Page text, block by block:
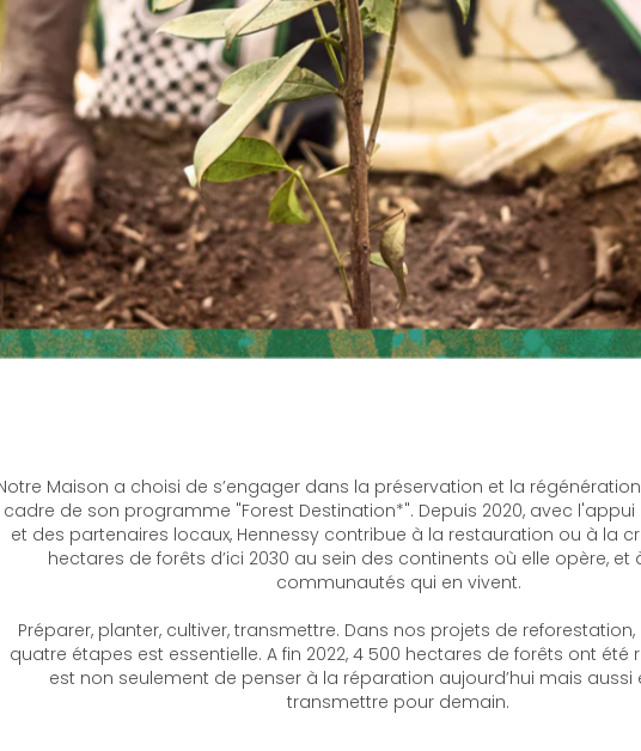
Maison a choisi de s’engager dans la préservation et la
cadre de son programme "Forest Destination*". Depuis 2020, avec l'appui
et des partenaires locaux, Hennessy contribue à la restauration ou à la
hectares de forêts d’ici 2030 au sein des continents où elle opère, et
communautés qui en vivent.
Préparer, planter, cultiver, transmettre. Dans nos projets de
quatre étapes est essentielle. A fin 2022, 4 500 hectares de forêts ont été
est non seulement de penser à la réparation aujourd’hui mais aussi
transmettre pour demain.